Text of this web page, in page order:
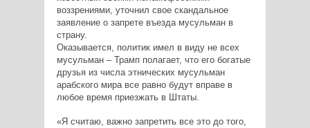
воззрениями, уточнил свое скандальное
заявление о запрете въезда мусульман в
страну.
Оказывается, политик имел в виду не всех
мусульман – Трамп полагает, что его богатые
друзья из числа этнических мусульман
арабского мира все равно будут вправе в
любое время приезжать в Штаты.
«Я считаю, важно запретить все это до того,